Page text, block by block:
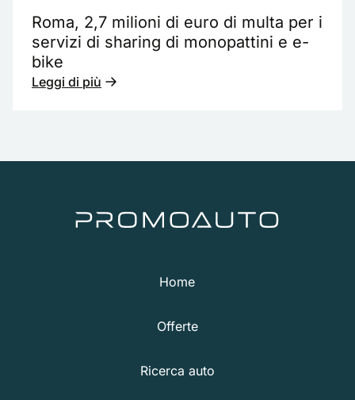
Roma, 2,7 milioni di euro di multa per i
servizi di sharing di monopattini e e-
bike
Leggi di più
Home
Offerte
Ricerca auto